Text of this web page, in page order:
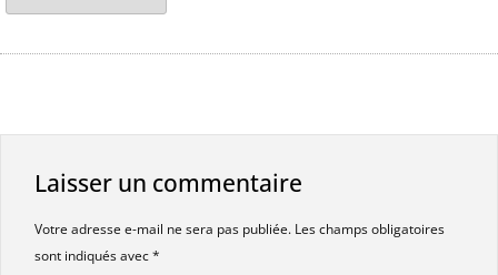
Laisser un commentaire
Votre adresse e-mail ne sera pas publiée. Les champs obligatoires
sont indiqués avec*